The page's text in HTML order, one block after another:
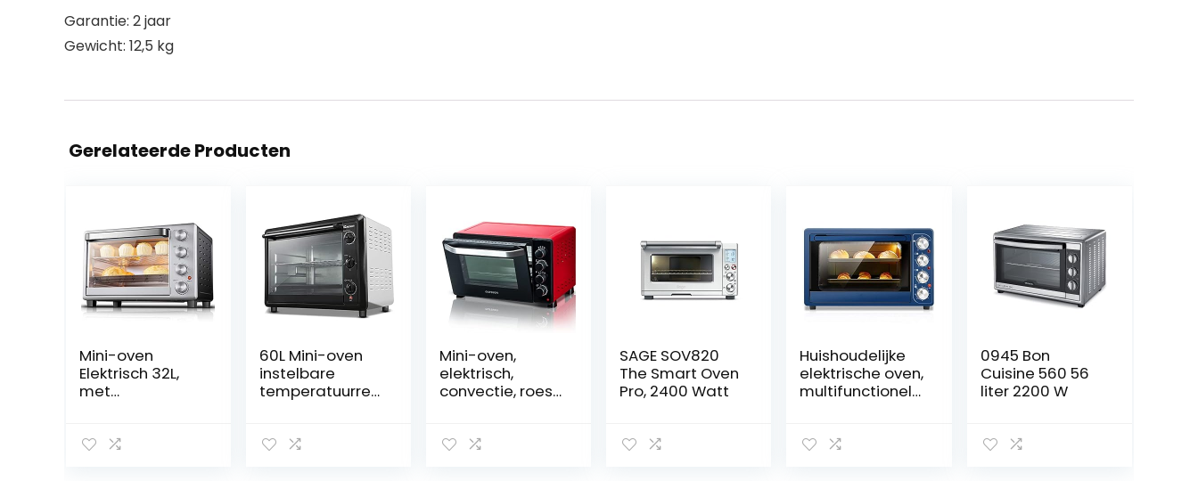
Garantie: 2 jaar
Gewicht: 12,5 kg
Gerelateerde Producten
Mini-oven
Elektrisch 32L,
met
en 60 minuten
60L Mini-oven
instelbare
temperatuurreg
timer 2200W
Mini-oven,
elektrisch,
convectie, roest,
binnenverlichtin
SAGE SOV820
The Smart Oven
Pro, 2400 Watt
Huishoudelijke
elektrische oven,
multifunctionele
onafhankelijke
0945 Bon
Cuisine 560 56
liter 2200 W